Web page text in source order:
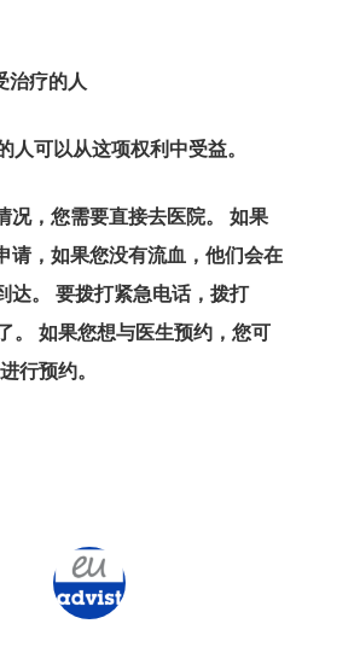
治疗的人
人可以从这项权利中受益。
况，您需要直接去医院。 如果
请，如果您没有流血，他们会在
达。 要拨打紧急电话，拨打
。 如果您想与医生预约，您可
行预约。